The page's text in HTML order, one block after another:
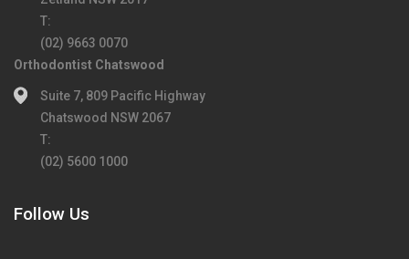
T:
(02) 9663 0070
Orthodontist Chatswood
Suite 7, 809 Pacific Highway
Chatswood NSW 2067
T:
(02) 5600 1000
Follow Us